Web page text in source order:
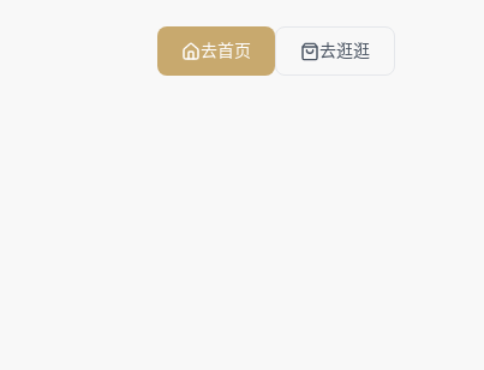
去首页 去逛逛